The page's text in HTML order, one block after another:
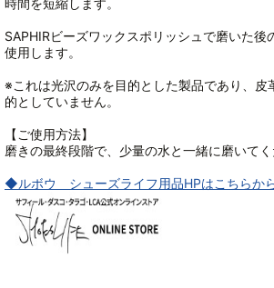
時間を短縮します。
SAPHIRビーズワックスポリッシュで磨いた後
使用します。
※これは光沢のみを目的とした製品であり、皮
的としていません。
【ご使用方法】
磨きの最終段階で、少量の水と一緒に磨いてく
◆ルボウ シューズライフ用品HPはこちらか